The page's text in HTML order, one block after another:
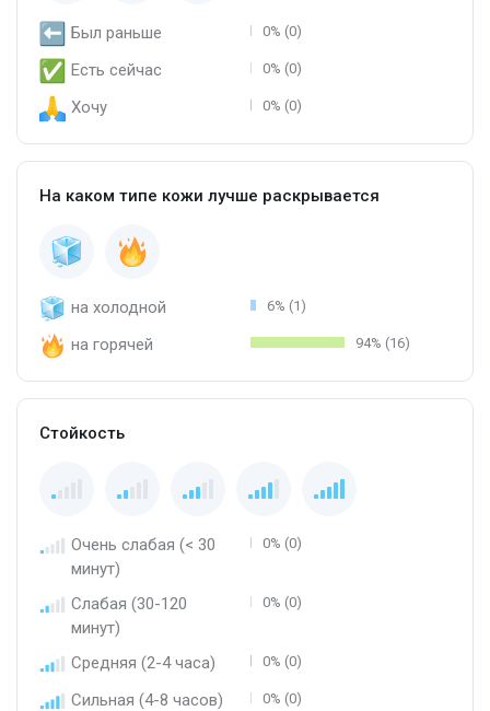
Был раньше 0% (0)
Есть сейчас 0% (0)
Хочу 0% (0)
На каком типе кожи лучше раскрывается
на холодной 6% (1)
на горячей 94% (16)
Стойкость
Очень слабая (< 30
минут)
0% (0)
Слабая (30-120
минут)
0% (0)
Средняя (2-4 часа) 0% (0)
Сильная (4-8 часов) 0% (0)